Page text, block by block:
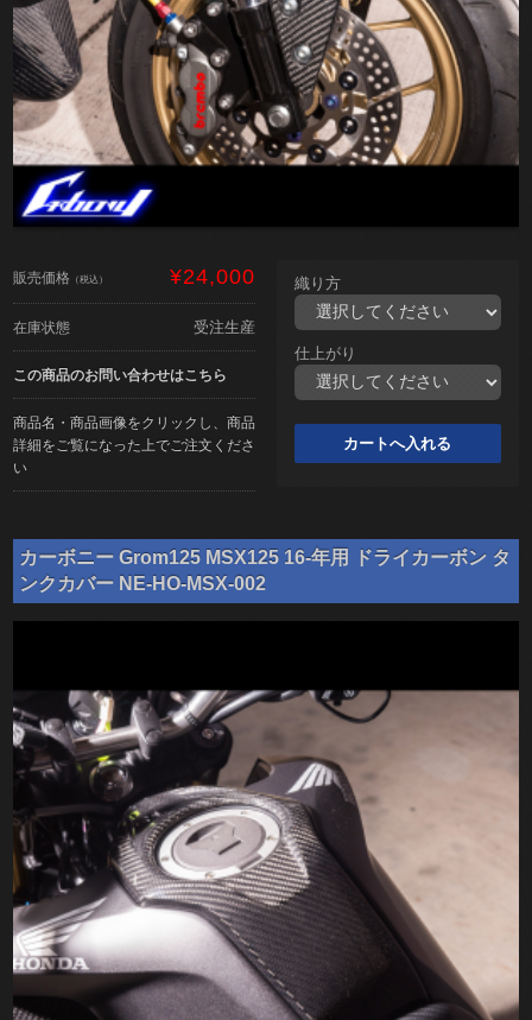
販売価格 （税込） ¥24,000
在庫状態 受注生産
この商品のお問い合わせはこちら
商品名・商品画像をクリックし、商品
詳細をご覧になった上でご注文くださ
い
織り方
仕上がり
カーボニー Grom125 MSX125 16-年用 ドライカーボン タ
ンクカバー NE-HO-MSX-002